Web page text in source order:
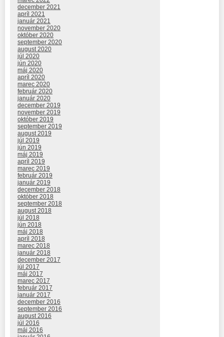
december 2021
apríl 2021
január 2021
november 2020
október 2020
september 2020
august 2020
júl 2020
jún 2020
máj 2020
apríl 2020
marec 2020
február 2020
január 2020
december 2019
november 2019
október 2019
september 2019
august 2019
júl 2019
jún 2019
máj 2019
apríl 2019
marec 2019
február 2019
január 2019
december 2018
október 2018
september 2018
august 2018
júl 2018
jún 2018
máj 2018
apríl 2018
marec 2018
január 2018
december 2017
júl 2017
máj 2017
marec 2017
február 2017
január 2017
december 2016
september 2016
august 2016
júl 2016
máj 2016